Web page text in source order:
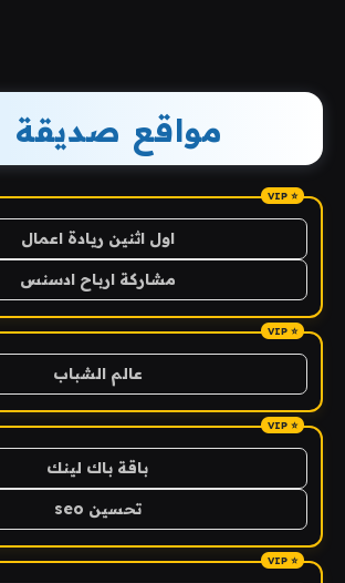
مواقع صديقة
اول اثنين ريادة اعمال
مشاركة ارباح ادسنس
عالم الشباب
باقة باك لينك
تحسين seo